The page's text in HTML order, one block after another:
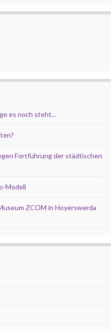
es noch steht…
Fortführung der städtischen
Modell
ZCOM in Hoyerswerda